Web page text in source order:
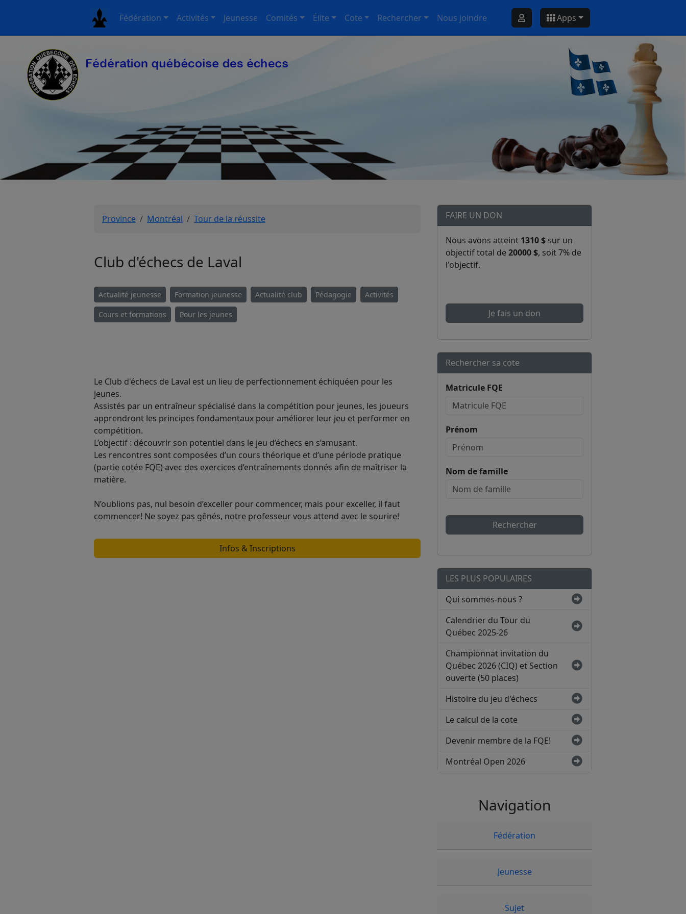
Fédération Activités Jeunesse Comités Élite Cote Rechercher Nous joindre Apps
Province Montréal Tour de la réussite
Club d'échecs de Laval
Actualité jeunesse Formation jeunesse Actualité club Pédagogie Activités
Cours et formations Pour les jeunes
​Le Club d'échecs de Laval est un lieu de perfectionnement échiquéen pour les
jeunes.
Assistés par un entraîneur spécialisé dans la compétition pour jeunes, les joueurs
apprendront les principes fondamentaux pour améliorer leur jeu et performer en
compétition.
L’objectif : découvrir son potentiel dans le jeu d’échecs en s’amusant.
Les rencontres sont composées d’un cours théorique et d’une période pratique
(partie cotée FQE) avec des exercices d’entraînements donnés afin de maîtriser la
matière.
N’oublions pas, nul besoin d’exceller pour commencer, mais pour exceller, il faut
commencer! Ne soyez pas gênés, notre professeur vous attend avec le sourire!
Infos & Inscriptions
FAIRE UN DON
Nous avons atteint 1310 $ sur un
objectif total de 20000 $, soit 7% de
l'objectif.
Je fais un don
Rechercher sa cote
Matricule FQE
Prénom
Nom de famille
Rechercher
LES PLUS POPULAIRES
Qui sommes-nous ?
Calendrier du Tour du
Québec 2025-26
Championnat invitation du
Québec 2026 (CIQ) et Section
ouverte (50 places)
Histoire du jeu d'échecs
Le calcul de la cote
Devenir membre de la FQE!
Montréal Open 2026
Navigation
Fédération
Jeunesse
Sujet